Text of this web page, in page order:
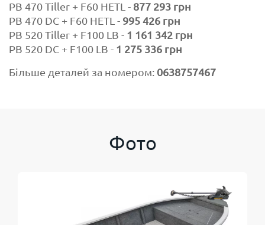
PB 470 Tiller + F60 HETL - 877 293 грн
PB 470 DC + F60 HETL - 995 426 грн
PB 520 Tiller + F100 LB - 1 161 342 грн
PB 520 DC + F100 LB - 1 275 336 грн
Більше деталей за номером: 0638757467
Фото